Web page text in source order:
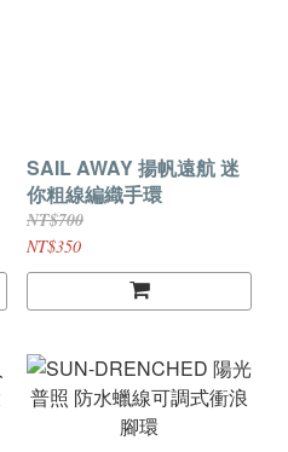
SAIL AWAY 揚帆遠航 迷
你粗線編織手環
NT$700
NT$350